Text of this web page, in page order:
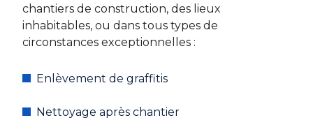
chantiers de construction, des lieux
inhabitables, ou dans tous types de
circonstances exceptionnelles :
Enlèvement de graffitis
Nettoyage après chantier